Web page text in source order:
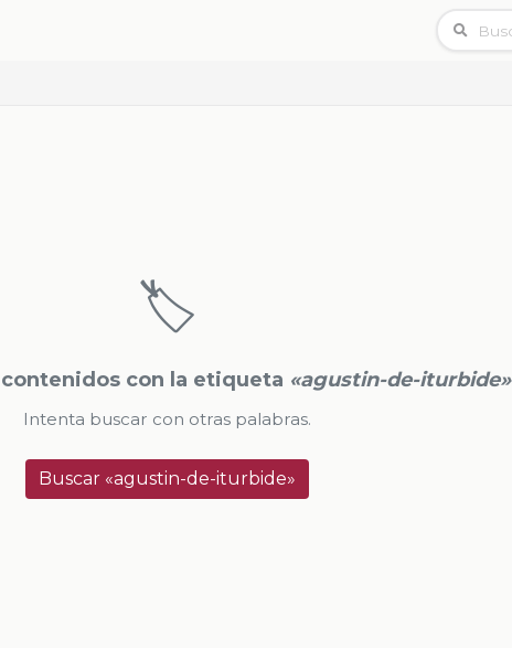
🏷️
con la etiqueta «agustin-de-iturbide»
Intenta buscar con otras palabras.
Buscar «agustin-de-iturbide»